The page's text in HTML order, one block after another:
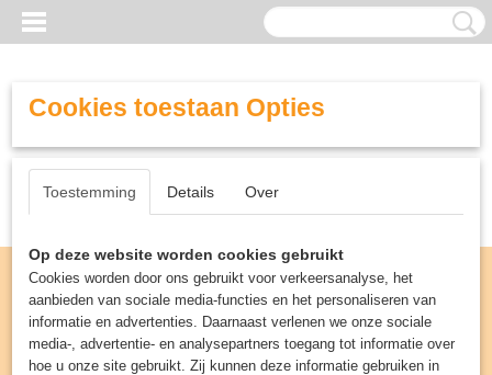
Cookies toestaan Opties
Toestemming Details Over
Op deze website worden cookies gebruikt
Cookies worden door ons gebruikt voor verkeersanalyse, het
aanbieden van sociale media-functies en het personaliseren van
informatie en advertenties. Daarnaast verlenen we onze sociale
media-, advertentie- en analysepartners toegang tot informatie over
hoe u onze site gebruikt. Zij kunnen deze informatie gebruiken in